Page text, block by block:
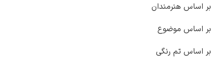
بر اساس هنرمندان
بر اساس موضوع
بر اساس تم رنگی